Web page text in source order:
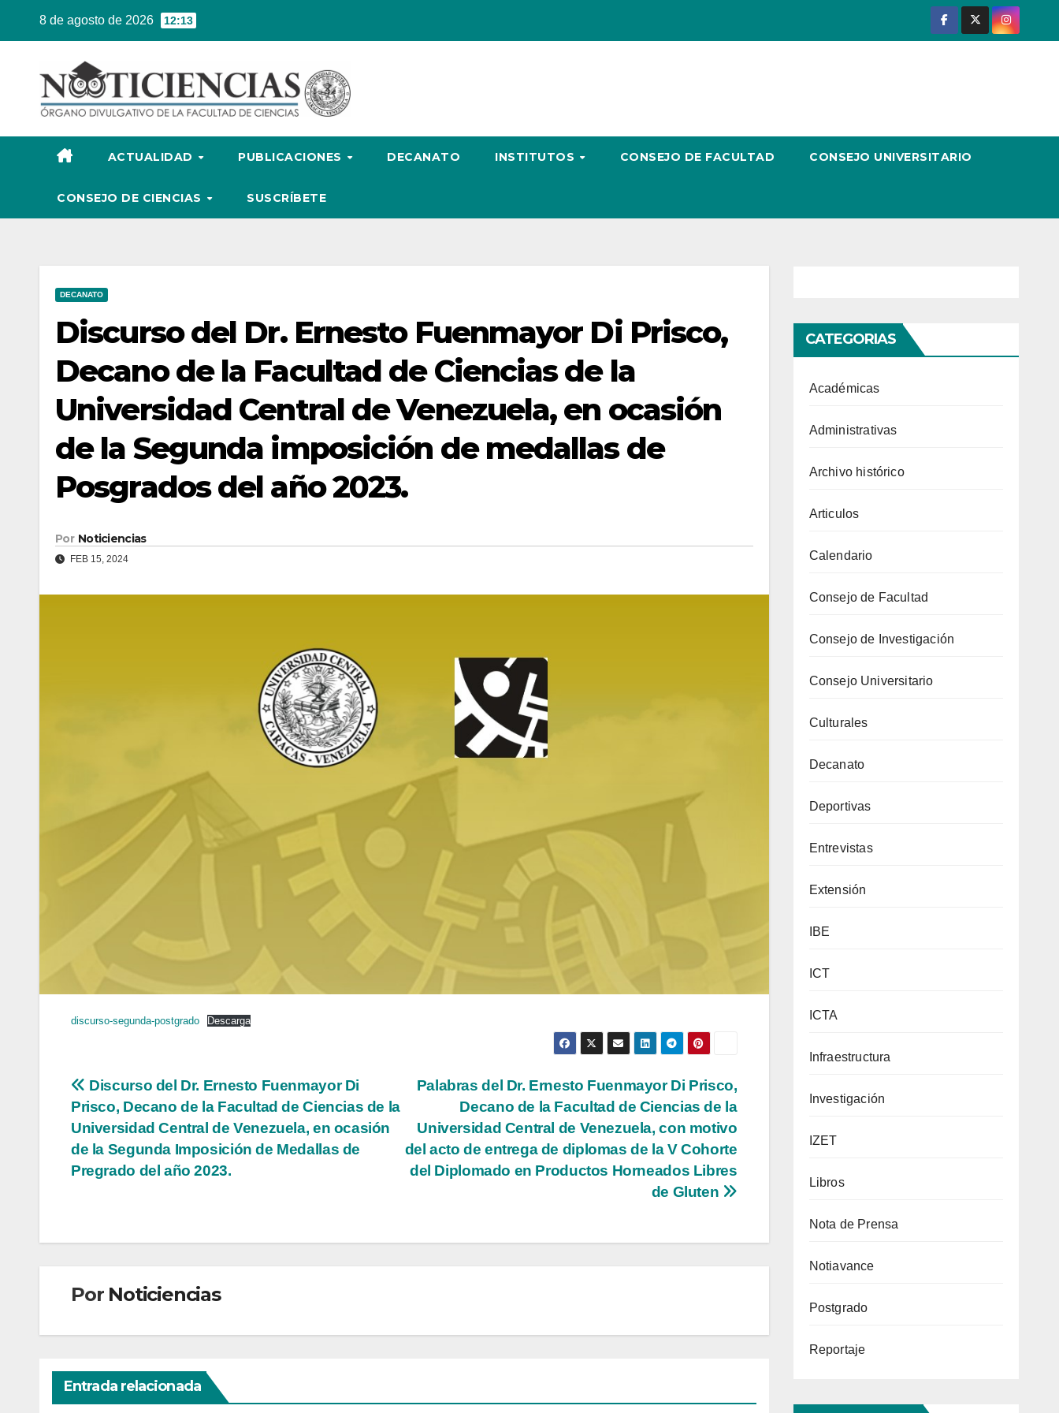
8 de agosto de 2026 12:13
ACTUALIDAD PUBLICACIONES DECANATO INSTITUTOS CONSEJO DE FACULTAD CONSEJO UNIVERSITARIO
CONSEJO DE CIENCIAS SUSCRÍBETE
DECANATO
Discurso del Dr. Ernesto Fuenmayor Di Prisco,
Decano de la Facultad de Ciencias de la
Universidad Central de Venezuela, en ocasión
de la Segunda imposición de medallas de
Posgrados del año 2023.
Por Noticiencias
FEB 15, 2024
discurso-segunda-postgrado Descarga
Navegación
de
entradas
Palabras del Dr. Ernesto Fuenmayor Di Prisco,
Decano de la Facultad de Ciencias de la
Universidad Central de Venezuela, con motivo
del acto de entrega de diplomas de la V Cohorte
del Diplomado en Productos Horneados Libres
de Gluten
Discurso del Dr. Ernesto Fuenmayor Di
Prisco, Decano de la Facultad de Ciencias de la
Universidad Central de Venezuela, en ocasión
de la Segunda Imposición de Medallas de
Pregrado del año 2023.
Por Noticiencias
Entrada relacionada
CATEGORIAS
Académicas
Administrativas
Archivo histórico
Articulos
Calendario
Consejo de Facultad
Consejo de Investigación
Consejo Universitario
Culturales
Decanato
Deportivas
Entrevistas
Extensión
IBE
ICT
ICTA
Infraestructura
Investigación
IZET
Libros
Nota de Prensa
Notiavance
Postgrado
Reportaje